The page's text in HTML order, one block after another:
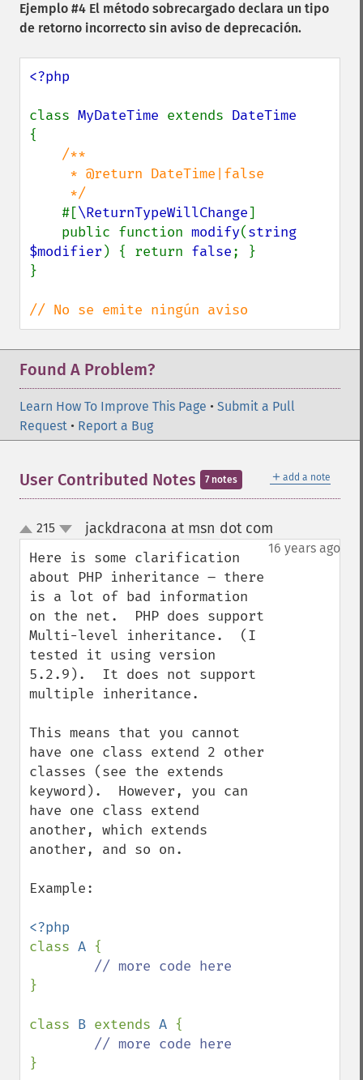
Ejemplo #4 El método sobrecargado declara un tipo
de retorno incorrecto sin aviso de deprecación.
<?php
class MyDateTime extends
{
/**
#[\ReturnTypeWillChange]
    public function
modify(string
$modifier ) { return false; }
}
// No se emite ningún aviso
Found A Problem?
Learn How To Improve This Page • Submit a Pull
Request • Report a Bug
＋ add a note
User Contributed Notes 7 notes
up
down
215 jackdracona at msn dot com
16 years ago
Here is some clarification
about PHP inheritance – there
is a lot of bad information
on the net.  PHP does support
Multi-level inheritance.  (I
tested it using version
5.2.9).  It does not support
multiple inheritance.
This means that you cannot
have one class extend 2 other
classes (see the extends
keyword).  However, you can
have one class extend
another, which extends
another, and so on.
Example:
class A {
}
class B extends A {
}